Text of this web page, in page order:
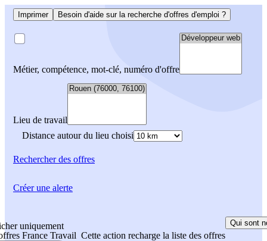
Imprimer Besoin d'aide sur la recherche d'offres d'emploi ?
Métier, compétence, mot-clé, numéro d'offre
Lieu de travail
Distance autour du lieu choisi
Rechercherdes offres
uniquement
France Travail Cette action recharge la liste des offres
Qui sont
Créer une alerte